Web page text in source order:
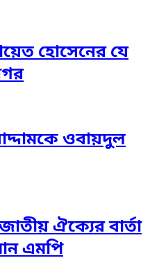
হোসেনের যে
ওবায়দুল
ঐক্যের বার্তা
এমপি